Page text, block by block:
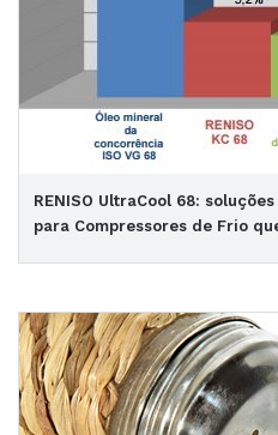
RENISO UltraCool 68:
para Compressores de Frio